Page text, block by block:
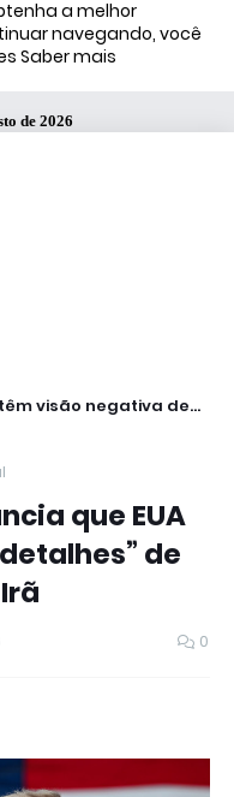
a melhor
navegando, você
Saber mais
de 2026
visão negativa de
que EUA
de
0